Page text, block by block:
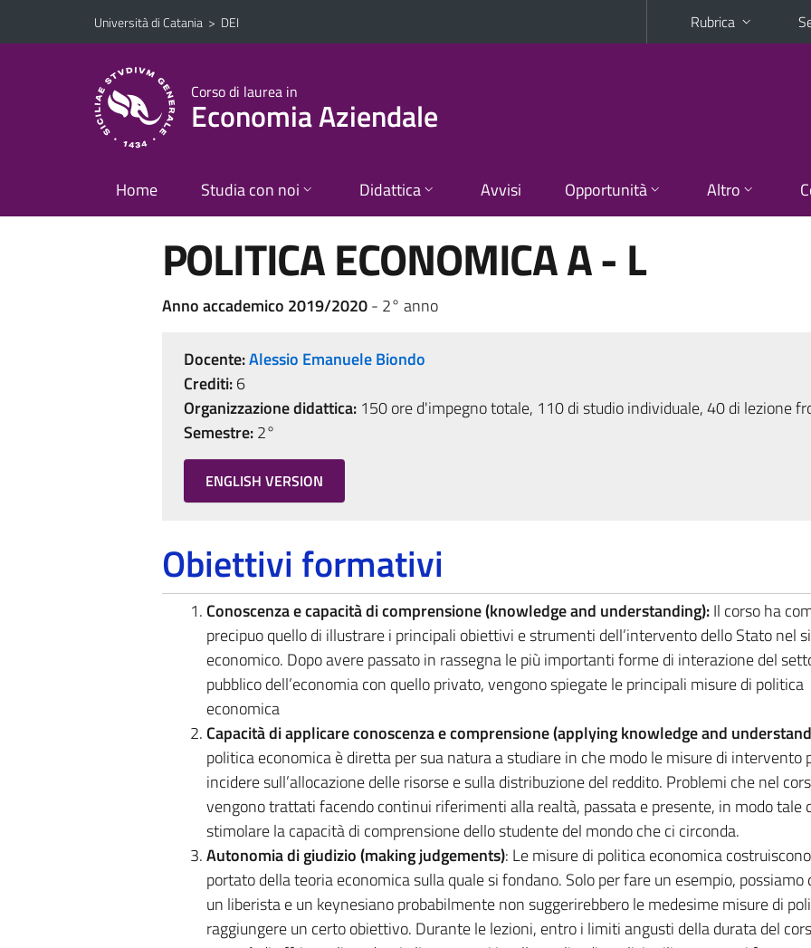
Vai al contenuto principale
Vai al menu di navigazione
Università di Catania > DEI Rubrica
Corso di laurea in
Economia Aziendale
Home Studia con noi Didattica Avvisi Opportunità Altro
POLITICA ECONOMICA A - L
Anno accademico 2019/2020- 2° anno
Docente:Alessio Emanuele Biondo
Crediti:6
Organizzazione didattica:150 ore d'impegno totale, 110 di studio individuale, 40 di lezione
Semestre:2°
ENGLISH VERSION
Obiettivi formativi
Conoscenza e capacità di comprensione (knowledge and understanding):Il corso ha
precipuo quello di illustrare i principali obiettivi e strumenti dell’intervento dello Stato nel
economico. Dopo avere passato in rassegna le più importanti forme di interazione del
pubblico dell’economia con quello privato, vengono spiegate le principali misure di politica
economica
Capacità di applicare conoscenza e comprensione (applying knowledge and
politica economica è diretta per sua natura a studiare in che modo le misure di intervento
incidere sull’allocazione delle risorse e sulla distribuzione del reddito. Problemi che nel
vengono trattati facendo continui riferimenti alla realtà, passata e presente, in modo tale
stimolare la capacità di comprensione dello studente del mondo che ci circonda.
Autonomia di giudizio (making judgements): Le misure di politica economica
portato della teoria economica sulla quale si fondano. Solo per fare un esempio, possiamo
un liberista e un keynesiano probabilmente non suggerirebbero le medesime misure di
raggiungere un certo obiettivo. Durante le lezioni, entro i limiti angusti della durata del